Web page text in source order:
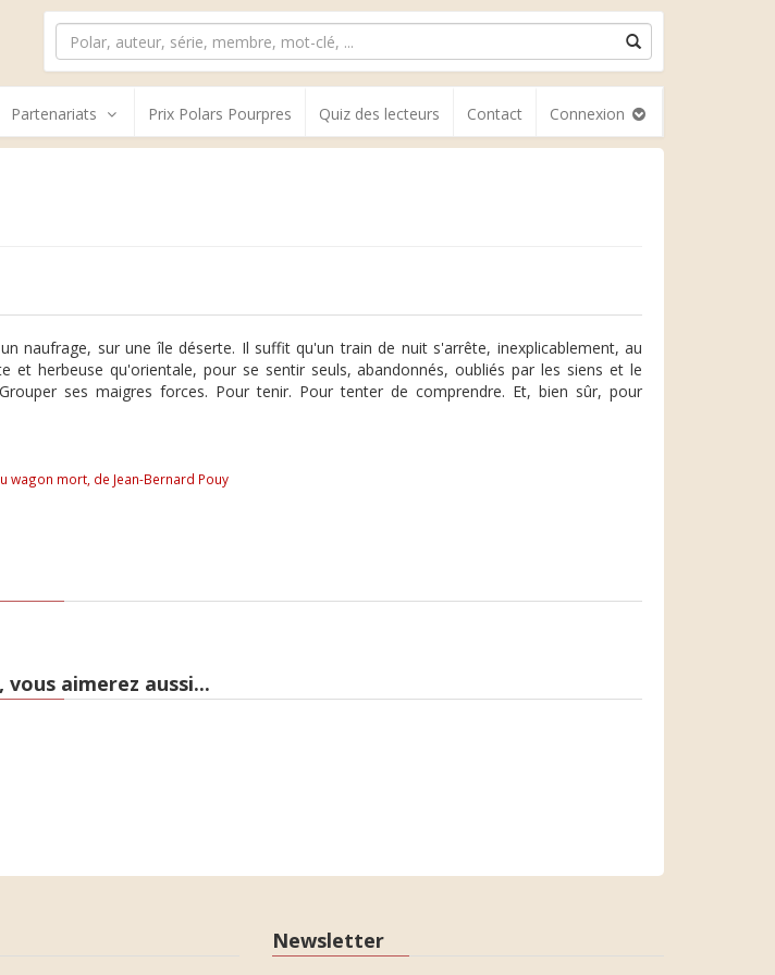
Partenariats Prix Polars Pourpres Quiz des lecteurs Contact Connexion
naufrage, sur une île déserte. Il suffit qu'un train de nuit s'arrête, inexplicablement, au
et herbeuse qu'orientale, pour se sentir seuls, abandonnés, oubliés par les siens et le
ses maigres forces. Pour tenir. Pour tenter de comprendre. Et, bien sûr, pour
wagon mort, de Jean-Bernard Pouy
vous aimerez aussi...
Newsletter